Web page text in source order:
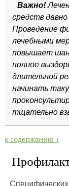
Важно!
средств
Проведение
лечебными
повышает
полное
длительной
начинать
тщательно
к содержанию ↑